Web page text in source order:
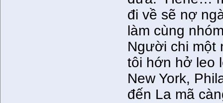
đi về sẽ nợ
làm cùng
Người chi một
tôi hớn hở leo
New York,
đến La mã